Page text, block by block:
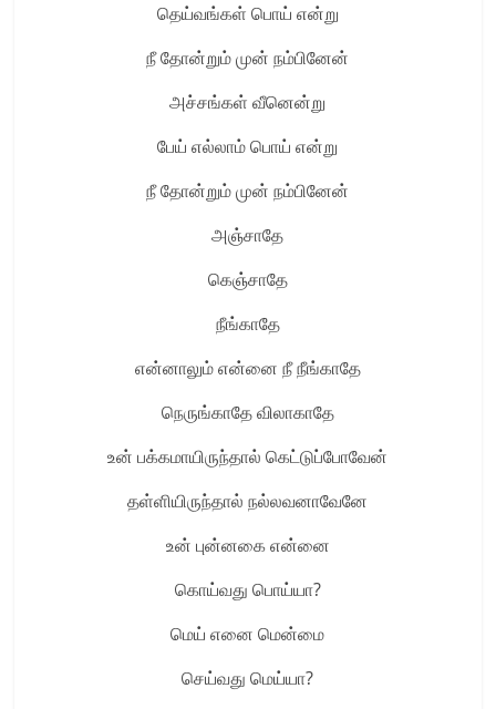
தெய்வங்கள் பொய் என்று
நீ தோன்றும் முன் நம்பினேன்
அச்சங்கள் வீனென்று
பேய் எல்லாம் பொய் என்று
நீ தோன்றும் முன் நம்பினேன்
அஞ்சாதே
கெஞ்சாதே
நீங்காதே
என்னாலும் என்னை நீ நீங்காதே
நெருங்காதே விலாகாதே
உன் பக்கமாயிருந்தால் கெட்டுப்போவேன்
தள்ளியிருந்தால் நல்லவனாவேனே
உன் புன்னகை என்னை
கொய்வது பொய்யா?
மெய் எனை மென்மை
செய்வது மெய்யா?